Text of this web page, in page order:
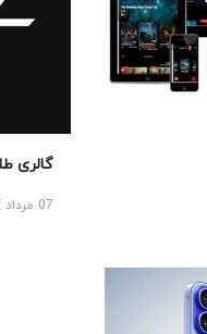
گالری طلا
07 مرداد 1405